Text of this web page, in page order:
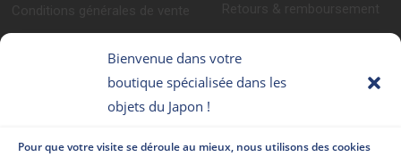
Bienvenue dans votre
boutique spécialisée dans les
objets du Japon !
Pour que votre visite se déroule au mieux, nous utilisons des cookies
Politique de confidentialité
Faq
CONTACTEZ-NOUS NOUS SUIVRE